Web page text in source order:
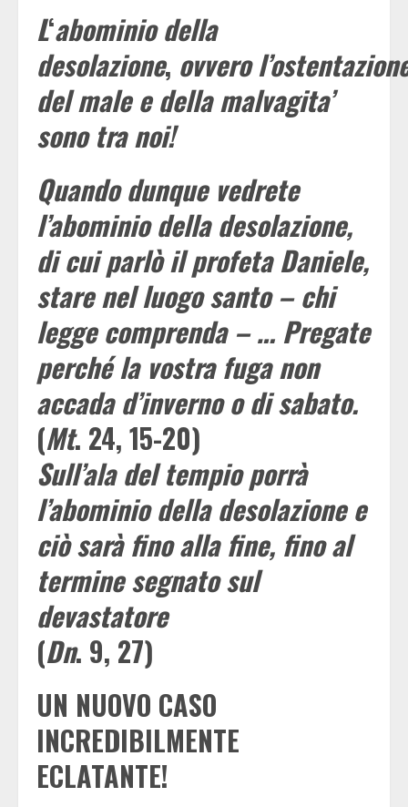
L‘abominio della
desolazione, ovverol’
del male e della malvagita’
sono tra noi!
Quando dunque vedrete
l’abominio della desolazione,
di cui parlò il profeta Daniele,
stare nel luogo santo – chi
legge comprenda – … Pregate
perché la vostra fuga non
accada d’inverno o di sabato.
(Mt. 24, 15-20)
Sull’ala del tempio porrà
l’abominio della desolazione e
ciò sarà fino alla fine, fino al
termine segnato sul
devastatore
(Dn. 9, 27)
UN NUOVO CASO
INCREDIBILMENTE
ECLATANTE!